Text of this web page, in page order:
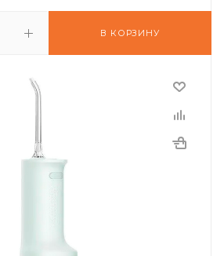
В КОРЗИНУ